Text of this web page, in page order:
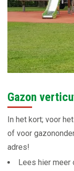
Gazon
In het kort; voor
of voor
adres!
Lees hier meer